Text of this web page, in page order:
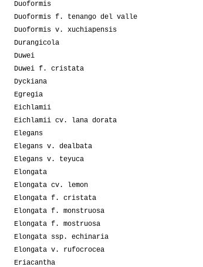
Duoformis
Duoformis f. tenango del valle
Duoformis v. xuchiapensis
Durangicola
Duwei
Duwei f. cristata
Dyckiana
Egregia
Eichlamii
Eichlamii cv. lana dorata
Elegans
Elegans v. dealbata
Elegans v. teyuca
Elongata
Elongata cv. lemon
Elongata f. cristata
Elongata f. monstruosa
Elongata f. mostruosa
Elongata ssp. echinaria
Elongata v. rufocrocea
Eriacantha